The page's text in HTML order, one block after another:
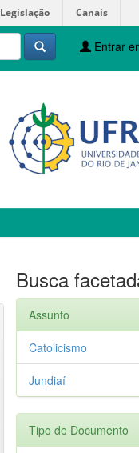
Legislação Canais
Entrar
Busca
Assunto
Catolicismo
Jundiaí
Tipo de Documento